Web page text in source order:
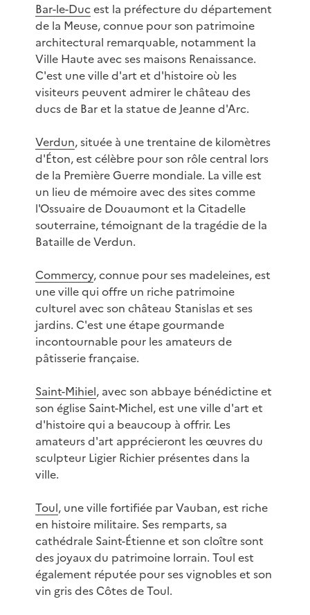
Bar-le-Ducest la préfecture du département
de la Meuse, connue pour son patrimoine
architectural remarquable, notamment la
Ville Haute avec ses maisons Renaissance.
C'est une ville d'art et d'histoire où les
visiteurs peuvent admirer le château des
ducs de Bar et la statue de Jeanne d'Arc.
Verdun, située à une trentaine de kilomètres
d'Éton, est célèbre pour son rôle central lors
de la Première Guerre mondiale. La ville est
un lieu de mémoire avec des sites comme
l'Ossuaire de Douaumont et la Citadelle
souterraine, témoignant de la tragédie de la
Bataille de Verdun.
Commercy, connue pour ses madeleines, est
une ville qui offre un riche patrimoine
culturel avec son château Stanislas et ses
jardins. C'est une étape gourmande
incontournable pour les amateurs de
pâtisserie française.
Saint-Mihiel, avec son abbaye bénédictine et
son église Saint-Michel, est une ville d'art et
d'histoire qui a beaucoup à offrir. Les
amateurs d'art apprécieront les œuvres du
sculpteur Ligier Richier présentes dans la
ville.
Toul, une ville fortifiée par Vauban, est riche
en histoire militaire. Ses remparts, sa
cathédrale Saint-Étienne et son cloître sont
des joyaux du patrimoine lorrain. Toul est
également réputée pour ses vignobles et son
vin gris des Côtes de Toul.